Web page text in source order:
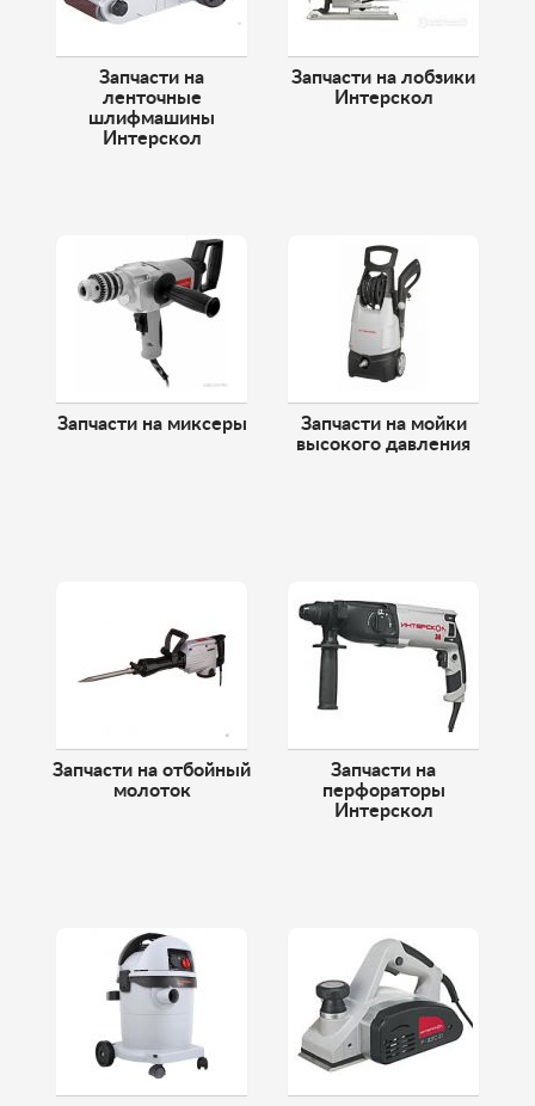
Запчасти на
ленточные
шлифмашины
Интерскол
Запчасти на лобзики
Интерскол
Запчасти на миксеры
Запчасти на мойки
высокого давления
Запчасти на отбойный
молоток
Запчасти на
перфораторы
Интерскол